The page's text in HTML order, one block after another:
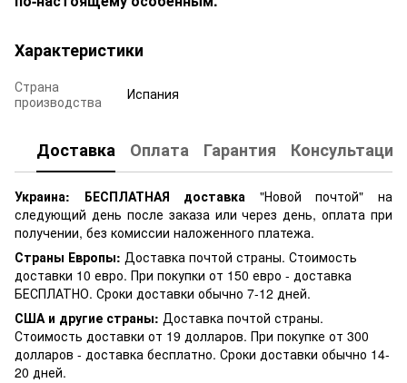
Характеристики
Страна
производства
Испания
Доставка Оплата Гарантия Консультация
Украина: БЕСПЛАТНАЯ доставка "Новой почтой" на
следующий день после заказа или через день, оплата при
получении, без комиссии наложенного платежа.
Страны Европы: Доставка почтой страны. Стоимость
доставки 10 евро. При покупки от 150 евро - доставка
БЕСПЛАТНО. Сроки доставки обычно 7-12 дней.
США и другие страны: Доставка почтой страны.
Стоимость доставки от 19 долларов. При покупке от 300
долларов - доставка бесплатно. Сроки доставки обычно 14-
20 дней.